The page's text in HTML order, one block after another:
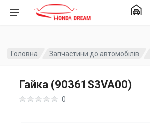
Головна Запчастини до автомобілів
Гайка (90361S3VA00)
0